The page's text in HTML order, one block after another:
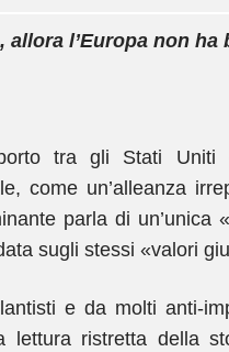
l’Europa non
tra gli Stati Uniti
come un’alleanza
parla di un’unica
sugli stessi «valori
e da molti anti-
lettura ristretta della